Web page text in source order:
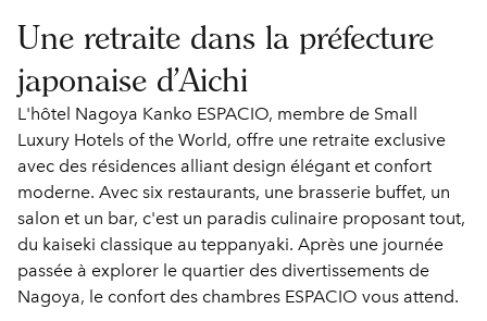
Une retraite dans la préfecture
japonaise d'Aichi
L'hôtel Nagoya Kanko ESPACIO, membre de Small
Luxury Hotels of the World, offre une retraite exclusive
avec des résidences alliant design élégant et confort
moderne. Avec six restaurants, une brasserie buffet, un
salon et un bar, c'est un paradis culinaire proposant tout,
du kaiseki classique au teppanyaki. Après une journée
passée à explorer le quartier des divertissements de
Nagoya, le confort des chambres ESPACIO vous attend.